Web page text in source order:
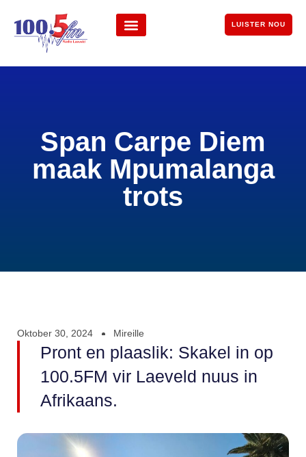
LUISTER NOU
Span Carpe Diem
maak Mpumalanga
trots
Oktober 30, 2024 Mireille
Pront en plaaslik: Skakel in op
100.5FM vir Laeveld nuus in
Afrikaans.